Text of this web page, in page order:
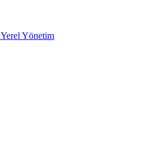
Yerel Yönetim